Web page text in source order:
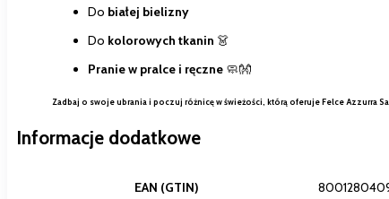
Do białej bielizny
Do kolorowych tkanin 👗
Pranie w pralce i ręczne 🧼👐
Zadbaj o swoje ubrania i poczuj różnicę w świeżości, którą oferuje Felce Azzurra
Informacje dodatkowe
EAN (GTIN)